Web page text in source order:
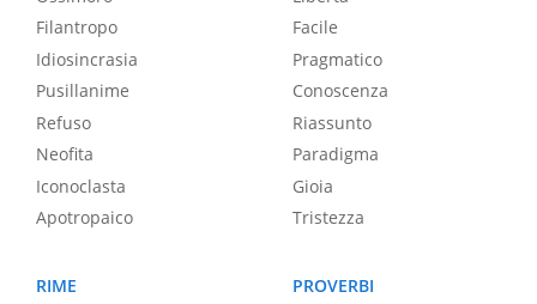
Filantropo
Idiosincrasia
Pusillanime
Refuso
Neofita
Iconoclasta
Apotropaico
Facile
Pragmatico
Conoscenza
Riassunto
Paradigma
Gioia
Tristezza
RIME
PROVERBI